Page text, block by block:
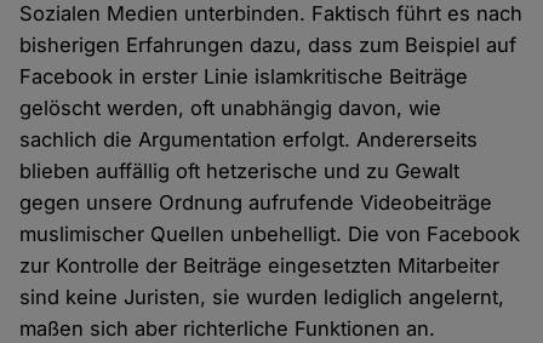
Sozialen Medien unterbinden. Faktisch führt es nach
bisherigen Erfahrungen dazu, dass zum Beispiel auf
Facebook in erster Linie islamkritische Beiträge
gelöscht werden, oft unabhängig davon, wie
sachlich die Argumentation erfolgt. Andererseits
blieben auffällig oft hetzerische und zu Gewalt
gegen unsere Ordnung aufrufende Videobeiträge
muslimischer Quellen unbehelligt. Die von Facebook
zur Kontrolle der Beiträge eingesetzten Mitarbeiter
sind keine Juristen, sie wurden lediglich angelernt,
maßen sich aber richterliche Funktionen an.